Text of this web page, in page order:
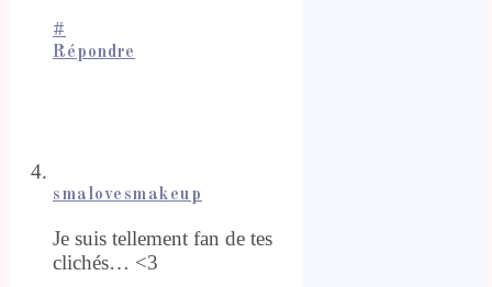
#
Répondre
smalovesmakeup
Je suis tellement fan de tes
clichés… <3